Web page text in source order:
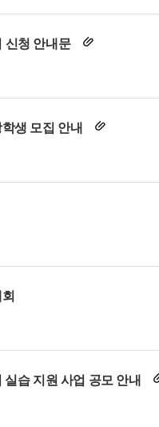
신청 안내문
생 모집 안내
습 지원 사업 공모 안내